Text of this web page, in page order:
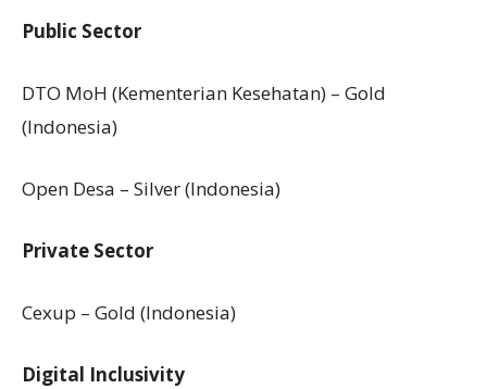
Public Sector
DTO MoH (Kementerian Kesehatan) – Gold
(Indonesia)
Open Desa – Silver (Indonesia)
Private Sector
Cexup – Gold (Indonesia)
Digital Inclusivity